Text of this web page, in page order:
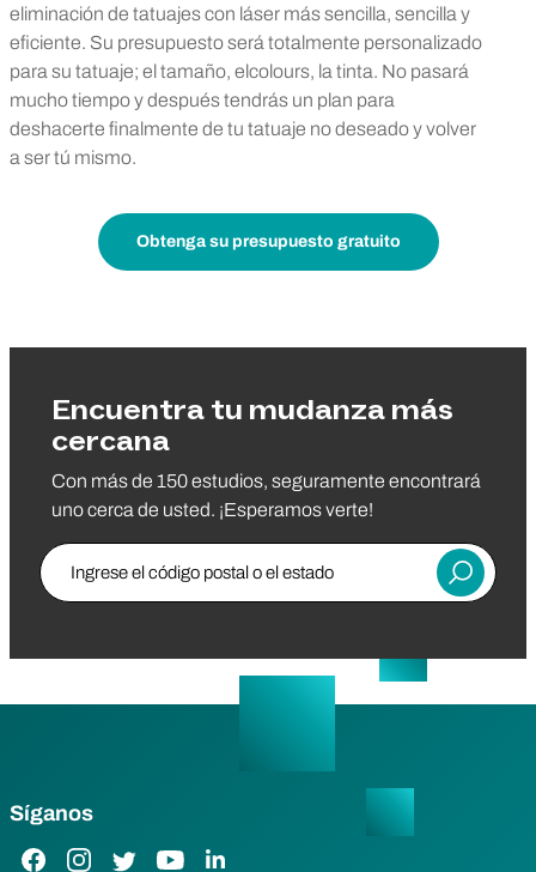
eliminación de tatuajes con láser más sencilla, sencilla y
eficiente. Su presupuesto será totalmente personalizado
para su tatuaje; el tamaño, elcolours, la tinta. No pasará
mucho tiempo y después tendrás un plan para
deshacerte finalmente de tu tatuaje no deseado y volver
a ser tú mismo.
Obtenga su presupuesto gratuito
Encuentra tu mudanza más
cercana
Con más de 150 estudios, seguramente encontrará
uno cerca de usted. ¡Esperamos verte!
Ingrese el código postal o el estado
Entregar
Síganos
Enlace de Facebook
Enlace de Instagram
Enlace de Twitter
Enlace de YouTube
Enlace de LinkedIn